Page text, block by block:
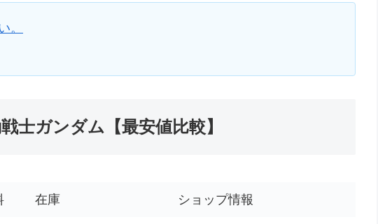
。
士ガンダム【最安値比較】
在庫 ショップ情報